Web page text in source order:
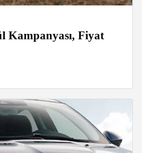
Kampanyası, Fiyat